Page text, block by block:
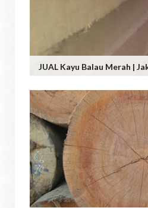
JUAL Kayu Balau Merah |